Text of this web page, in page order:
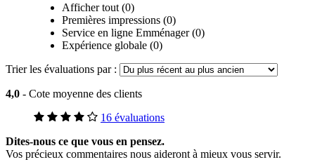
Afficher tout (0)
Premières impressions (0)
Service en ligne Emménager (0)
Expérience globale (0)
Trier les évaluations par :
4,0 - Cote moyenne des clients
16 évaluations
Dites-nous ce que vous en pensez.
Vos précieux commentaires nous aideront à mieux vous servir.